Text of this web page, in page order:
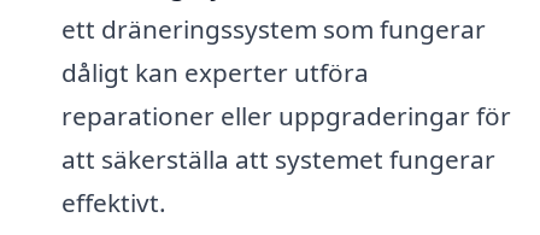
ett dräneringssystem som fungerar
dåligt kan experter utföra
reparationer eller uppgraderingar för
att säkerställa att systemet fungerar
effektivt.